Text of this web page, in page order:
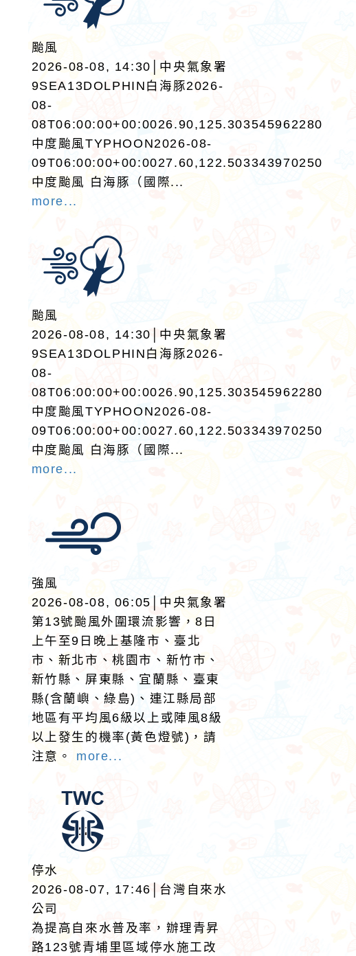
颱風
2026-08-08, 14:30│中央氣象署
9SEA13DOLPHIN白海豚2026-
08-
08T06:00:00+00:0026.90,125.303545962280
中度颱風TYPHOON2026-08-
09T06:00:00+00:0027.60,122.503343970250
中度颱風 白海豚（國際...
more...
颱風
2026-08-08, 14:30│中央氣象署
9SEA13DOLPHIN白海豚2026-
08-
08T06:00:00+00:0026.90,125.303545962280
中度颱風TYPHOON2026-08-
09T06:00:00+00:0027.60,122.503343970250
中度颱風 白海豚（國際...
more...
強風
2026-08-08, 06:05│中央氣象署
第13號颱風外圍環流影響，8日
上午至9日晚上基隆市、臺北
市、新北市、桃園市、新竹市、
新竹縣、屏東縣、宜蘭縣、臺東
縣(含蘭嶼、綠島)、連江縣局部
地區有平均風6級以上或陣風8級
以上發生的機率(黃色燈號)，請
注意。 more...
停水
2026-08-07, 17:46│台灣自來水
公司
為提高自來水普及率，辦理青昇
路123號青埔里區域停水施工改